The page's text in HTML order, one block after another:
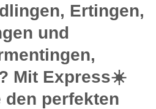
Ertingen,
und
Mit Express☀️
den perfekten